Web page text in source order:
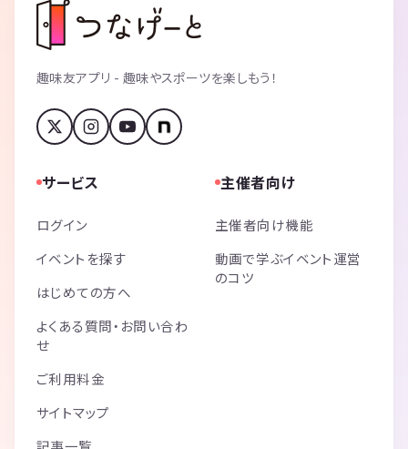
趣味友アプリ - 趣味やスポーツを楽しもう！
サービス
ログイン
イベントを探す
はじめての方へ
よくある質問・お問い合わ
せ
ご利用料金
サイトマップ
主催者向け
主催者向け機能
動画で学ぶイベント運営
のコツ